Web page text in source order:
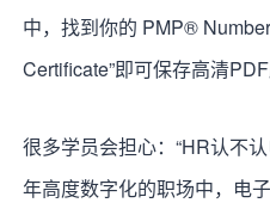
中，找到你的 PMP®
Certificate”即可保存高清PDF
很多学员会担心：“HR认不
年高度数字化的职场中，电